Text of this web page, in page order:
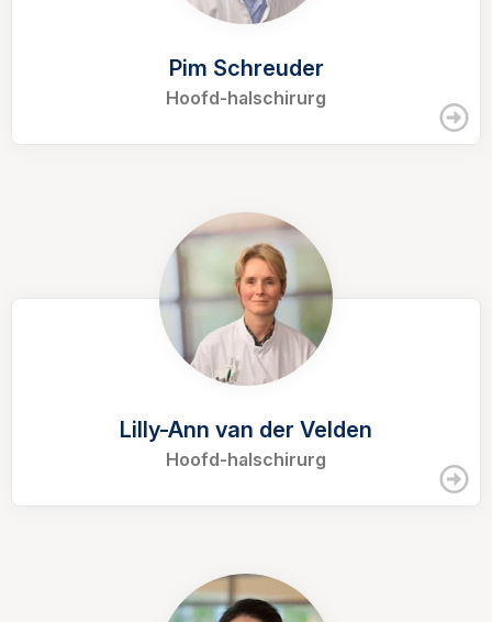
Pim Schreuder
Hoofd-halschirurg
Lilly-Ann van der Velden
Hoofd-halschirurg